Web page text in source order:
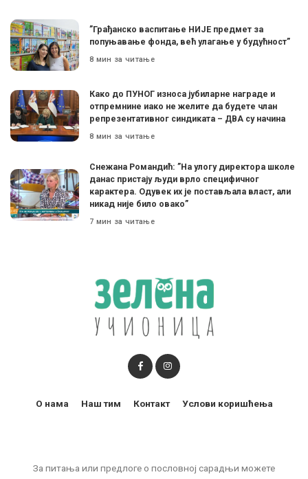
”Грађанско васпитање НИЈЕ предмет за
попуњавање фонда, већ улагање у будућност”
8 мин за читање
Како до ПУНОГ износа јубиларне награде и
отпремнине иако не желите да будете члан
репрезентативног синдиката – ДВА су начина
8 мин за читање
Снежана Романдић: ”На улогу директора школе
данас пристају људи врло специфичног
карактера. Одувек их је постављала власт, али
никад није било овако”
7 мин за читање
За питања или предлоге о пословној сарадњи можете
О нама Наш тим Контакт Услови коришћења